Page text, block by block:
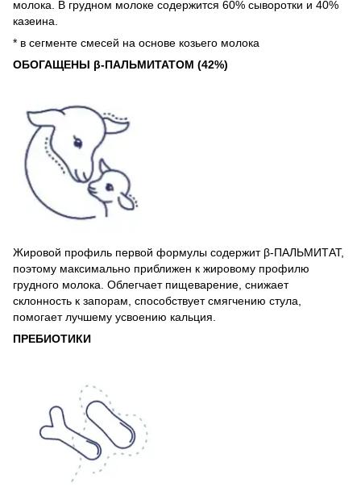
молока. В грудном молоке содержится 60% сыворотки и 40%
казеина.
* в сегменте смесей на основе козьего молока
ОБОГАЩЕНЫ β-ПАЛЬМИТАТОМ (42%)
Жировой профиль первой формулы содержит β-ПАЛЬМИТАТ,
поэтому максимально приближен к жировому профилю
грудного молока. Облегчает пищеварение, снижает
склонность к запорам, способствует смягчению стула,
помогает лучшему усвоению кальция.
ПРЕБИОТИКИ